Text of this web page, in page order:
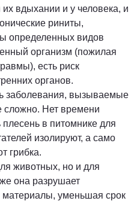
вдыхании и у человека, и
риниты,
определенных видов
организм (пожилая
есть риск
органов.
заболевания, вызываемые
сложно. Нет времени
плесень в питомнике для
изолируют, а само
грибка.
животных, но и для
она разрушает
материалы, уменьшая срок